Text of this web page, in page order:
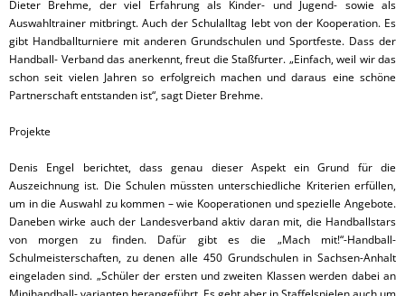
Dieter Brehme, der viel Erfahrung als Kinder- und Jugend- sowie als
Auswahltrainer mitbringt. Auch der Schulalltag lebt von der Kooperation. Es
gibt Handballturniere mit anderen Grundschulen und Sportfeste. Dass der
Handball- Verband das anerkennt, freut die Staßfurter. „Einfach, weil wir das
schon seit vielen Jahren so erfolgreich machen und daraus eine schöne
Partnerschaft entstanden ist“, sagt Dieter Brehme.
Projekte
Denis Engel berichtet, dass genau dieser Aspekt ein Grund für die
Auszeichnung ist. Die Schulen müssten unterschiedliche Kriterien erfüllen,
um in die Auswahl zu kommen – wie Kooperationen und spezielle Angebote.
Daneben wirke auch der Landesverband aktiv daran mit, die Handballstars
von morgen zu finden. Dafür gibt es die „Mach mit!“-Handball-
Schulmeisterschaften, zu denen alle 450 Grundschulen in Sachsen-Anhalt
eingeladen sind. „Schüler der ersten und zweiten Klassen werden dabei an